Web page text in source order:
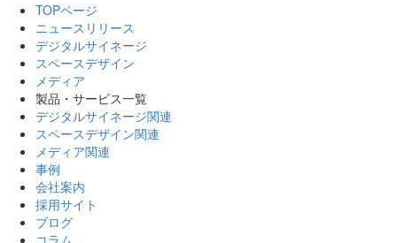
TOPページ
ニュースリリース
デジタルサイネージ
スペースデザイン
メディア
製品・サービス一覧
デジタルサイネージ関連
スペースデザイン関連
メディア関連
事例
会社案内
採用サイト
ブログ